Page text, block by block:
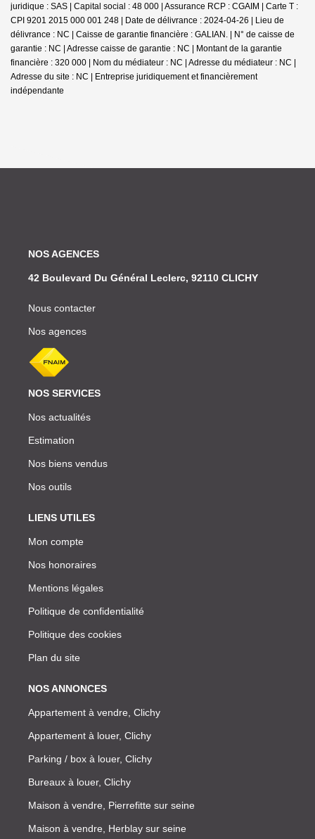
juridique : SAS | Capital social : 48 000 | Assurance RCP : CGAIM | Carte T :
CPI 9201 2015 000 001 248 | Date de délivrance : 2024-04-26 | Lieu de
délivrance : NC | Caisse de garantie financière : GALIAN. | N° de caisse de
garantie : NC | Adresse caisse de garantie : NC | Montant de la garantie
financière : 320 000 | Nom du médiateur : NC | Adresse du médiateur : NC |
Adresse du site : NC | Entreprise juridiquement et financièrement
indépendante
NOS AGENCES
42 Boulevard Du Général Leclerc, 92110 CLICHY
Nous contacter
Nos agences
NOS SERVICES
Nos actualités
Estimation
Nos biens vendus
Nos outils
LIENS UTILES
Mon compte
Nos honoraires
Mentions légales
Politique de confidentialité
Politique des cookies
Plan du site
NOS ANNONCES
Appartement à vendre, Clichy
Appartement à louer, Clichy
Parking / box à louer, Clichy
Bureaux à louer, Clichy
Maison à vendre, Pierrefitte sur seine
Maison à vendre, Herblay sur seine